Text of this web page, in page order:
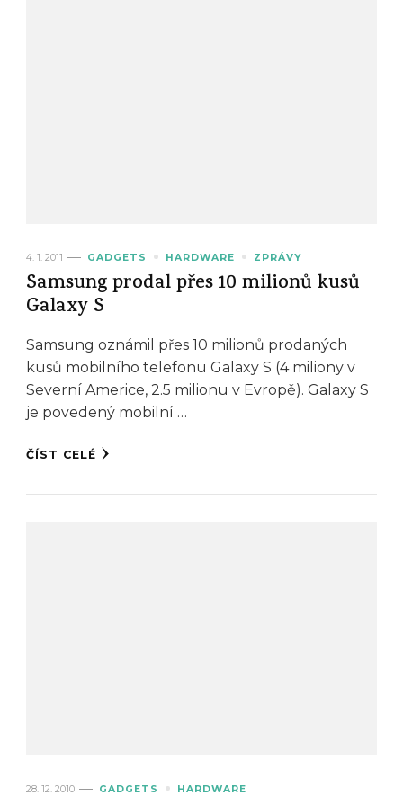
4. 1. 2011 GADGETS HARDWARE ZPRÁVY
Samsung prodal přes 10 milionů kusů
Galaxy S
Samsung oznámil přes 10 milionů prodaných
kusů mobilního telefonu Galaxy S (4 miliony v
Severní Americe, 2.5 milionu v Evropě). Galaxy S
je povedený mobilní …
ČÍST CELÉ
28. 12. 2010 GADGETS HARDWARE